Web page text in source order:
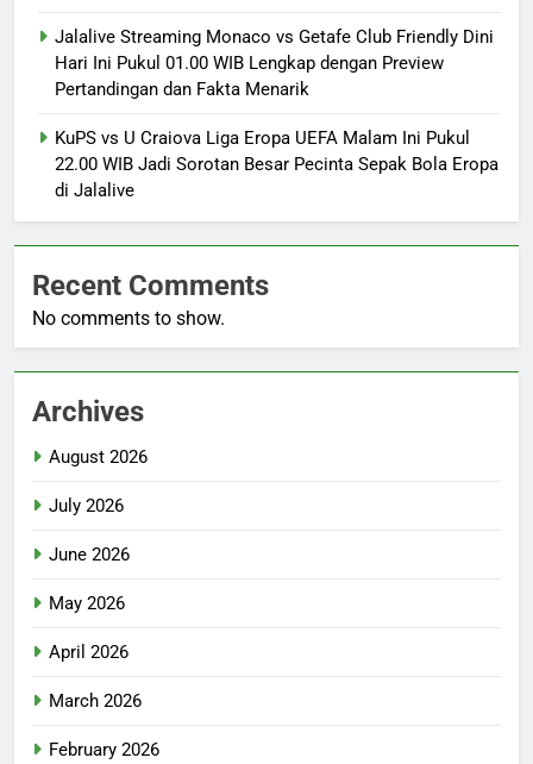
Jalalive Streaming Monaco vs Getafe Club Friendly Dini
Hari Ini Pukul 01.00 WIB Lengkap dengan Preview
Pertandingan dan Fakta Menarik
KuPS vs U Craiova Liga Eropa UEFA Malam Ini Pukul
22.00 WIB Jadi Sorotan Besar Pecinta Sepak Bola Eropa
di Jalalive
Recent Comments
No comments to show.
Archives
August 2026
July 2026
June 2026
May 2026
April 2026
March 2026
February 2026